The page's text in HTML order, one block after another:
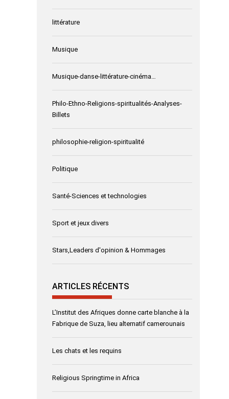
littérature
Musique
Musique-danse-littérature-cinéma…
Philo-Ethno-Religions-spiritualités-Analyses-
Billets
philosophie-religion-spiritualité
Politique
Santé-Sciences et technologies
Sport et jeux divers
Stars,Leaders d'opinion & Hommages
ARTICLES RÉCENTS
L’Institut des Afriques donne carte blanche à la
Fabrique de Suza, lieu alternatif camerounais
Les chats et les requins
Religious Springtime in Africa